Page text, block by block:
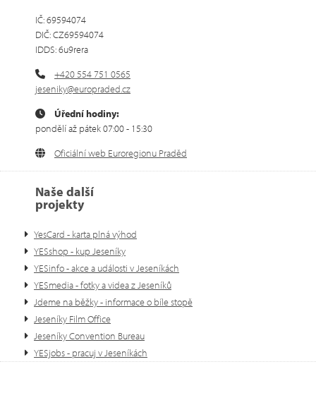
IČ: 69594074
DIČ: CZ69594074
IDDS: 6u9rera
+420 554 751 0565
jeseniky@europraded.cz
Úřední hodiny:
pondělí až pátek 07:00 - 15:30
Oficiální web Euroregionu Praděd
Naše další
projekty
YesCard - karta plná výhod
YESshop - kup Jeseníky
YESinfo - akce a události v Jeseníkách
YESmedia - fotky a videa z Jeseníků
Jdeme na běžky - informace o bíle stopě
Jeseníky Film Office
Jeseníky Convention Bureau
YESjobs - pracuj v Jeseníkách